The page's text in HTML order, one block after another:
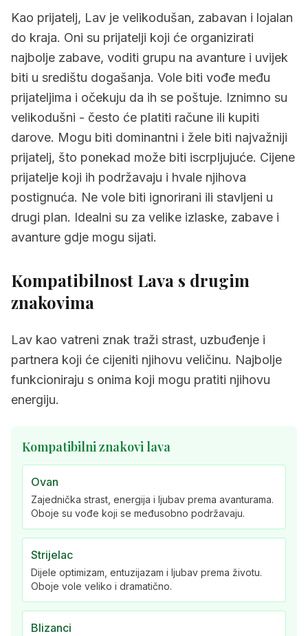
Kao prijatelj, Lav je velikodušan, zabavan i lojalan
do kraja. Oni su prijatelji koji će organizirati
najbolje zabave, voditi grupu na avanture i uvijek
biti u središtu dogašanja. Vole biti vođe među
prijateljima i očekuju da ih se poštuje. Iznimno su
velikodušni - često će platiti račune ili kupiti
darove. Mogu biti dominantni i žele biti najvažniji
prijatelj, što ponekad može biti iscrpljujuće. Cijene
prijatelje koji ih podržavaju i hvale njihova
postignuća. Ne vole biti ignorirani ili stavljeni u
drugi plan. Idealni su za velike izlaske, zabave i
avanture gdje mogu sijati.
Kompatibilnost Lava s drugim
znakovima
Lav kao vatreni znak traži strast, uzbuđenje i
partnera koji će cijeniti njihovu veličinu. Najbolje
funkcioniraju s onima koji mogu pratiti njihovu
energiju.
Kompatibilni znakovi lava
Ovan
Zajednička strast, energija i ljubav prema avanturama.
Oboje su vođe koji se međusobno podržavaju.
Strijelac
Dijele optimizam, entuzijazam i ljubav prema životu.
Oboje vole veliko i dramatično.
Blizanci